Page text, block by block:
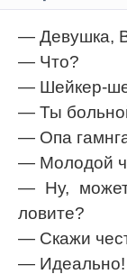
— Девушка,
— Что?
— Шейкер-
— Ты
— Опа
— Молодой
— Ну,
ловите?
— Скажи
—